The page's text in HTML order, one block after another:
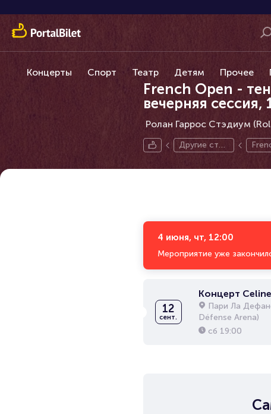
Концерты Спорт Театр Детям Прочее
French Open -
вечерняя
Ролан Гаррос Стэдиум
Другие стра
4 июня, чт, 12:00
Мероприятие уже
12
сент.
Концерт
Пари Ла
Défense Arena)
сб 19:00